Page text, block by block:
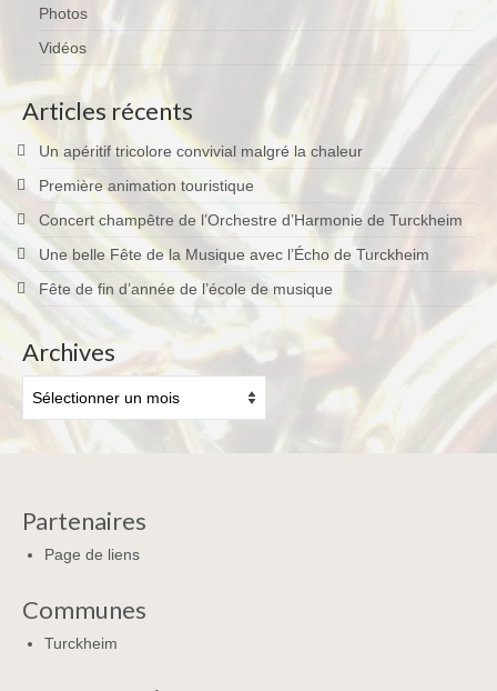
Photos
Vidéos
Articles récents
Un apéritif tricolore convivial malgré la chaleur
Première animation touristique
Concert champêtre de l’Orchestre d’Harmonie de Turckheim
Une belle Fête de la Musique avec l’Écho de Turckheim
Fête de fin d’année de l’école de musique
Archives
Partenaires
Page de liens
Communes
Turckheim